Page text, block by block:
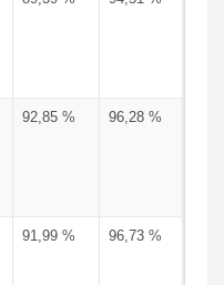
92,85 % 96,28 %
91,99 % 96,73 %